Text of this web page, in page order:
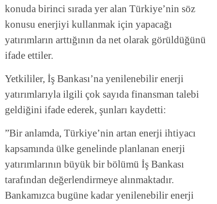
konuda birinci sırada yer alan Türkiye’nin söz
konusu enerjiyi kullanmak için yapacağı
yatırımların arttığının da net olarak görüldüğünü
ifade ettiler.
Yetkililer, İş Bankası’na yenilenebilir enerji
yatırımlarıyla ilgili çok sayıda finansman talebi
geldiğini ifade ederek, şunları kaydetti:
”Bir anlamda, Türkiye’nin artan enerji ihtiyacı
kapsamında ülke genelinde planlanan enerji
yatırımlarının büyük bir bölümü İş Bankası
tarafından değerlendirmeye alınmaktadır.
Bankamızca bugüne kadar yenilenebilir enerji